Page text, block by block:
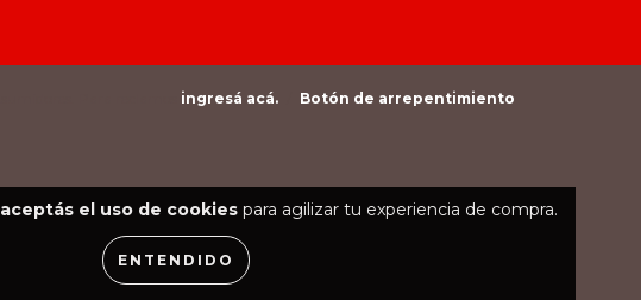
aceptás el uso de cookiespara agilizar tu experiencia de compra.
ENTENDIDO
ingresá acá. Botón de arrepentimiento